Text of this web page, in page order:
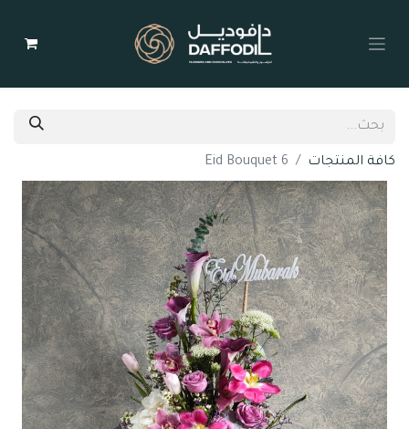
كافة المنتجات Eid Bouquet 6